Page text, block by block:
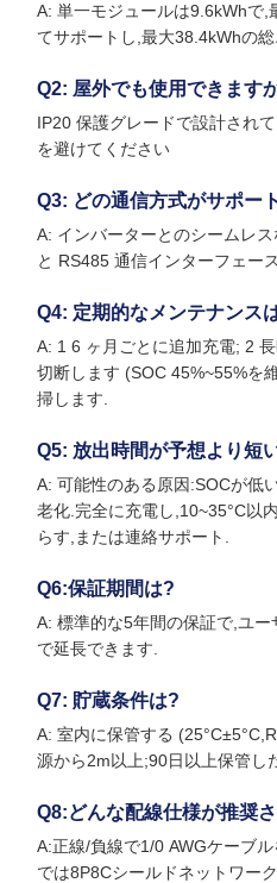
A: 単一モジュールは9.6kWhで,
てサポートし,最大38.4kWhの総
Q2: 屋外でも使用できます
IP20 保護グレードで設計され
を避けてください
Q3: どの通信方式がサポー
A: インバーターとのシームレ
と RS485 通信インターフェース.
Q4: 定期的なメンテナンス
A: 1 6 ヶ月ごとに追加充電; 2
切断します (SOC 45%~55%を
掃します.
Q5: 放出時間が予想より短
A: 可能性のある原因:SOCが低
老化.完全に充電し,10~35°C以
らす,または連絡サポート.
Q6:保証期間は?
A: 標準的な5年間の保証で,ユ
で延長できます.
Q7: 貯蔵条件は?
A: 室内に保管する
源から2m以上;90日以上保管し
Q8:どんな配線仕様が推奨
A:正線/負線で1/0 AWGケーブ
では8P8Cシールドネットワー